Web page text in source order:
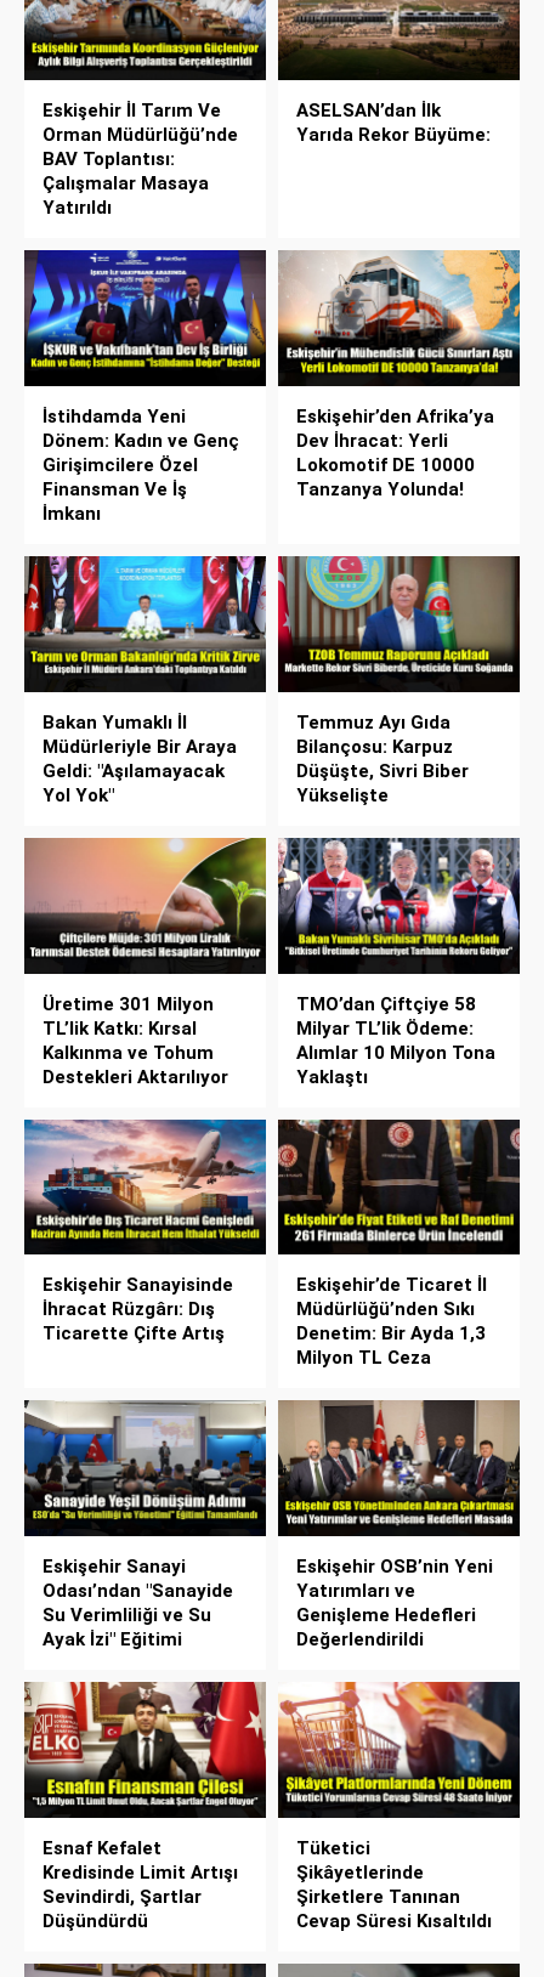
Eskişehir İl Tarım Ve
Orman Müdürlüğü’nde
BAV Toplantısı:
Çalışmalar Masaya
Yatırıldı
ASELSAN’dan İlk
Yarıda Rekor Büyüme:
İstihdamda Yeni
Dönem: Kadın ve Genç
Girişimcilere Özel
Finansman Ve İş
İmkanı
Eskişehir’den Afrika’ya
Dev İhracat: Yerli
Lokomotif DE 10000
Tanzanya Yolunda!
Bakan Yumaklı İl
Müdürleriyle Bir Araya
Geldi: "Aşılamayacak
Yol Yok"
Temmuz Ayı Gıda
Bilançosu: Karpuz
Düşüşte, Sivri Biber
Yükselişte
Üretime 301 Milyon
TL’lik Katkı: Kırsal
Kalkınma ve Tohum
Destekleri Aktarılıyor
TMO’dan Çiftçiye 58
Milyar TL’lik Ödeme:
Alımlar 10 Milyon Tona
Yaklaştı
Eskişehir Sanayisinde
İhracat Rüzgârı: Dış
Ticarette Çifte Artış
Eskişehir’de Ticaret İl
Müdürlüğü’nden Sıkı
Denetim: Bir Ayda 1,3
Milyon TL Ceza
Eskişehir Sanayi
Odası’ndan "Sanayide
Su Verimliliği ve Su
Ayak İzi" Eğitimi
Eskişehir OSB’nin Yeni
Yatırımları ve
Genişleme Hedefleri
Değerlendirildi
Esnaf Kefalet
Kredisinde Limit Artışı
Sevindirdi, Şartlar
Düşündürdü
Tüketici
Şikâyetlerinde
Şirketlere Tanınan
Cevap Süresi Kısaltıldı